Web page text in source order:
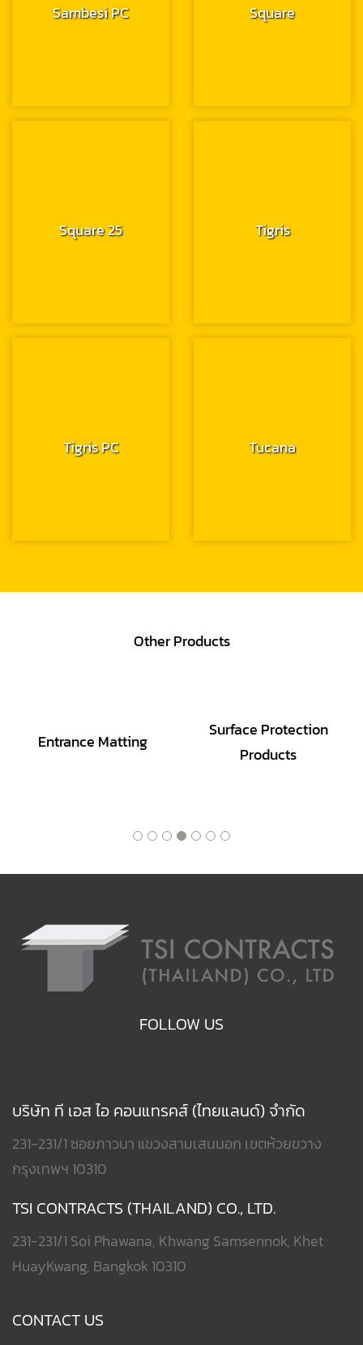
Sambesi PC Square
Square 25 Tigris
Tigris PC Tucana
Other Products
Entrance Matting
Surface Protection
Products
FOLLOW US
บริษัท ที เอส ไอ คอนแทรคส์ (ไทยแลนด์) จำกัด
231-231/1 ซอยภาวนา แขวงสามเสนนอก เขตห้วยขวาง
กรุงเทพฯ 10310
TSI CONTRACTS (THAILAND) CO., LTD.
231-231/1 Soi Phawana, Khwang Samsennok, Khet
HuayKwang, Bangkok 10310
CONTACT US